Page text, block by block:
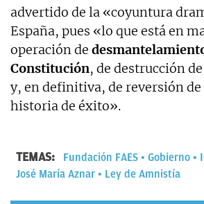
advertido de la «coyuntura
España, pues «lo que está en
operación de
Constitución, de destrucción
y, en definitiva, de reversión
historia de éxito».
TEMAS: Fundación FAES Gobierno
José María Aznar
Ley de Amnistía